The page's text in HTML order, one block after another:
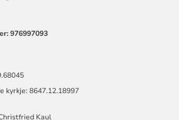
976997093
kyrkje: 8647.12.18997
Kaul